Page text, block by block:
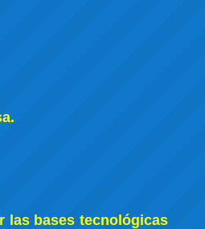
las bases tecnológicas